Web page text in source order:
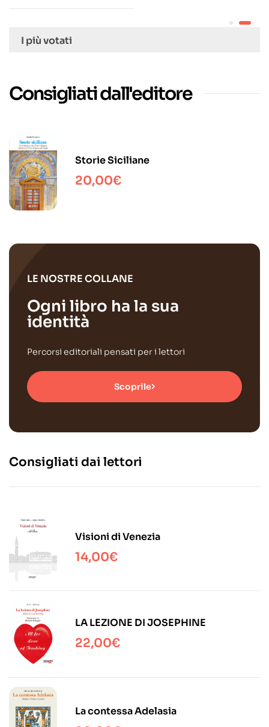
I più votati
Consigliati dall'editore
Storie Siciliane
20,00€
LE NOSTRE COLLANE
Ogni libro ha la sua
identità
Percorsi editoriali pensati per i lettori
Scoprile
Consigliati dai lettori
Visioni di Venezia
14,00€
LA LEZIONE DI JOSEPHINE
22,00€
La contessa Adelasia